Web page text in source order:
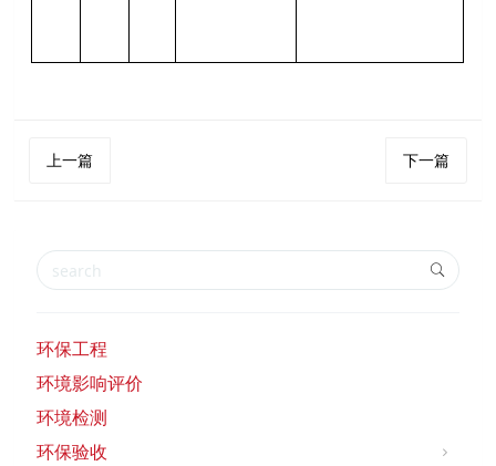
上一篇 下一篇
环保工程
环境影响评价
环境检测
环保验收